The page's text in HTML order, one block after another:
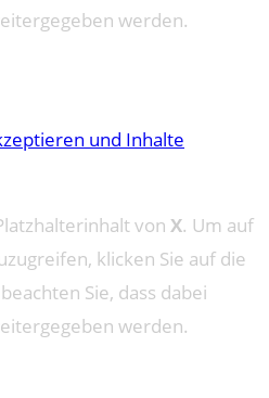
werden.
und Inhalte
von X. Um auf
klicken Sie auf die
Sie, dass dabei
werden.